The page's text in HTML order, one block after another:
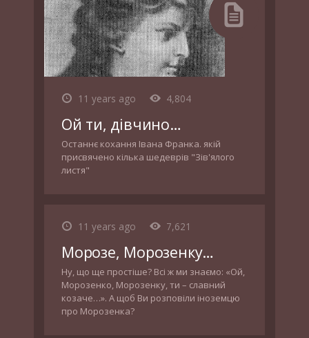
11 years ago 4,804
Ой ти, дівчино…
Останнє кохання Івана Франка. якій
присвячено кілька шедеврів "Зів'ялого
листя"
11 years ago 7,621
Морозе, Морозенку…
Ну, що ще простіше? Всі ж ми знаємо: «Ой,
Морозенко, Морозенку, ти – славний
козаче…». А щоб Ви розповіли іноземцю
про Морозенка?